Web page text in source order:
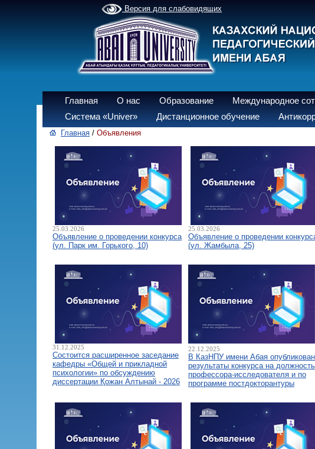
Версия для слабовидящих
Главная О нас Образование Международное
Система «Univer»
Дистанционное обучение
Главная / Объявления
25.03.2026
Объявление о проведении конкурса
(ул. Парк им. Горького, 10)
25.03.2026
Объявление о проведении
(ул. Жамбыла, 25)
31.12.2025
Состоится расширенное заседание
кафедры «Общей и прикладной
психологии» по обсуждению
диссертации Қожан Алтынай - 2026
22.12.2025
В КазНПУ имени Абая
результаты конкурса на должность
профессора-исследователя и по
программе постдокторантуры